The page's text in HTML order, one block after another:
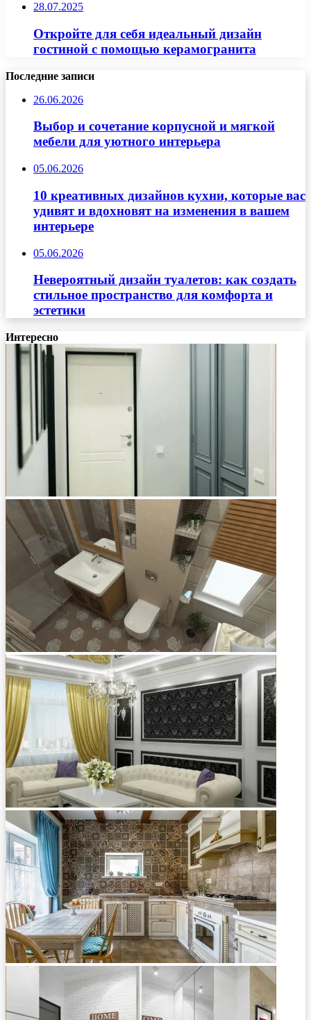
28.07.2025
Откройте для себя идеальный дизайн
гостиной с помощью керамогранита
Последние записи
26.06.2026
Выбор и сочетание корпусной и мягкой
мебели для уютного интерьера
05.06.2026
10 креативных дизайнов кухни, которые вас
удивят и вдохновят на изменения в вашем
интерьере
05.06.2026
Невероятный дизайн туалетов: как создать
стильное пространство для комфорта и
эстетики
Интересно